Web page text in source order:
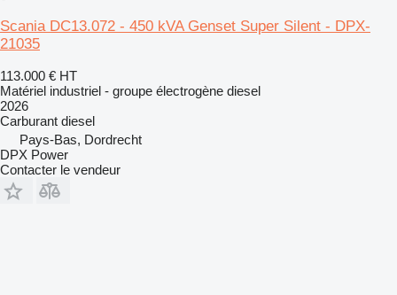
Scania DC13.072 - 450 kVA Genset Super Silent - DPX-
21035
113.000 € HT
Matériel industriel - groupe électrogène diesel
2026
Carburant diesel
Pays-Bas, Dordrecht
DPX Power
Contacter le vendeur